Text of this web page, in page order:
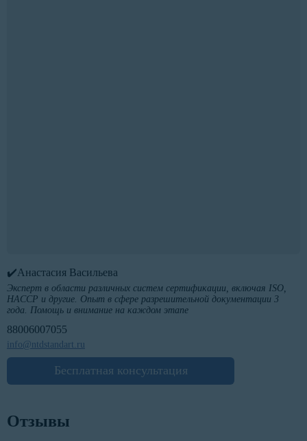
✔️Анастасия Васильева
Эксперт в области различных систем сертификации, включая ISO,
HACCP и другие. Опыт в сфере разрешительной документации 3
года. Помощь и внимание на каждом этапе
88006007055
info@ntdstandart.ru
Бесплатная консультация
Отзывы